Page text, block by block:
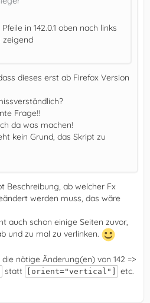
in 142.0.1 oben nach links
zeigend
dieses erst ab Firefox Version
Frage!!
da was machen!
kein Grund, das Skript zu
Beschreibung, ab welcher Fx
werden muss, das wäre
auch schon einige Seiten zuvor,
und zu mal zu verlinken.
nötige Änderung(en) von 142 =>
statt [orient="vertical"]
etc.